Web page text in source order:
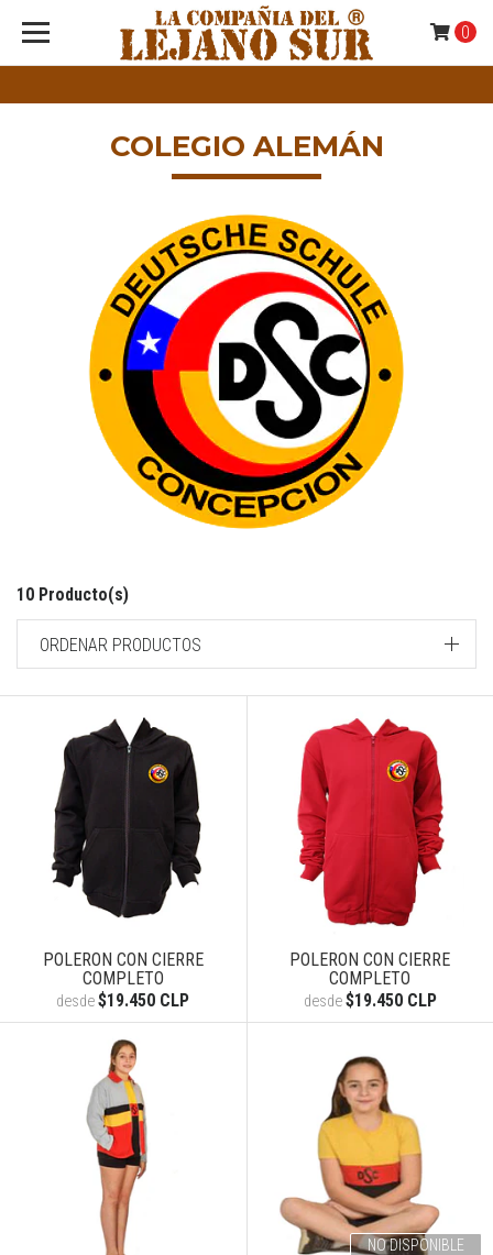
0
COLEGIO ALEMÁN
10 Producto(s)
ORDENAR PRODUCTOS
POLERON CON CIERRE
COMPLETO
desde$19.450 CLP
POLERON CON CIERRE
COMPLETO
desde$19.450 CLP
NO DISPONIBLE